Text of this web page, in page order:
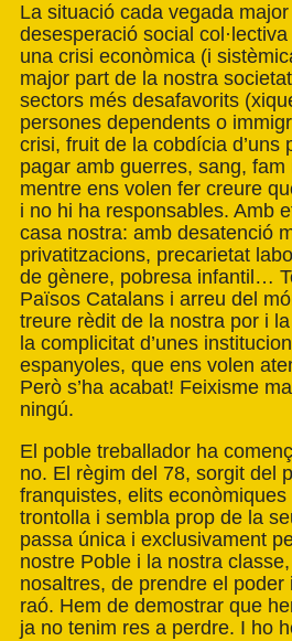
La situació cada vegada
desesperació social
una crisi econòmica (i
major part de la nostra
sectors més desafavorits
persones dependents o
crisi, fruit de la cobdícia d’uns
pagar amb guerres, sang,
mentre ens volen fer creure
i no hi ha responsables. Amb
casa nostra: amb desatenció
privatitzacions, precarietat
de gènere, pobresa infantil…
Països Catalans i arreu del
treure rèdit de la nostra por i
la complicitat d’unes
espanyoles, que ens volen
Però s’ha acabat! Feixisme
ningú.
El poble treballador ha
no. El règim del 78, sorgit del
franquistes, elits
trontolla i sembla prop de la
passa única i exclusivament
nostre Poble i la nostra
nosaltres, de prendre el
raó. Hem de demostrar que
ja no tenim res a perdre. I ho